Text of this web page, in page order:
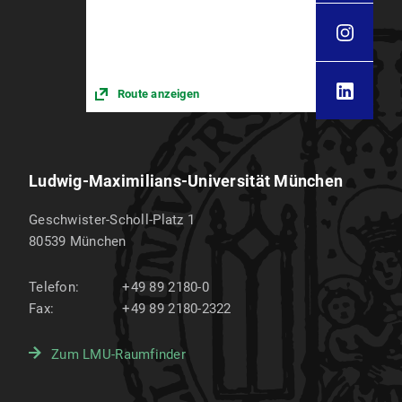
Route anzeigen
Ludwig-Maximilians-Universität München
Geschwister-Scholl-Platz 1
80539 München
Telefon:
+49 89 2180-0
Fax:
+49 89 2180-2322
Zum LMU-Raumfinder